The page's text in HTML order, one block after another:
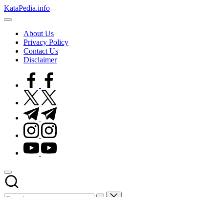
Skip
to
KataPedia.info
Berita
TerbaruAbout Us
Privacy Policy
Contact Us
Disclaimer
facebook.com
twitter.com
t.me
instagram.com
youtube.com